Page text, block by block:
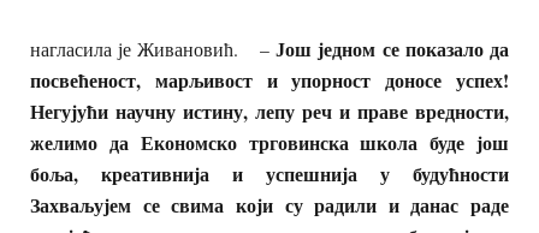
нагласила је Живановић. –Још једном се показало да
посвећеност, марљивост и упорност доносе успех!
Негујући научну истину, лепу реч и праве вредности,
желимо да Економско трговинска школа буде још
боља, креативнија и успешнија у будућности
Захваљујем се свима који су радили и данас раде